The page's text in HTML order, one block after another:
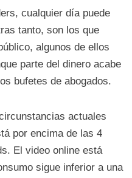
cualquier día puede
tanto, son los que
algunos de ellos
parte del dinero acabe
bufetes de abogados.
actuales
por encima de las 4
El video online está
sigue inferior a una